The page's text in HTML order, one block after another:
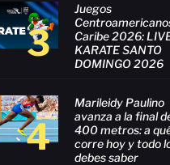
3
Juegos
Caribe 2026:
KARATE SANTO
DOMINGO 2026
4
Marileidy Paulino
avanza a la final
400 metros: a
corre hoy y todo
debes saber